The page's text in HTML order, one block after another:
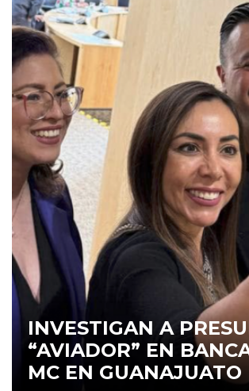
INVESTIGAN A
“AVIADOR” EN
MC EN GUANAJUATO